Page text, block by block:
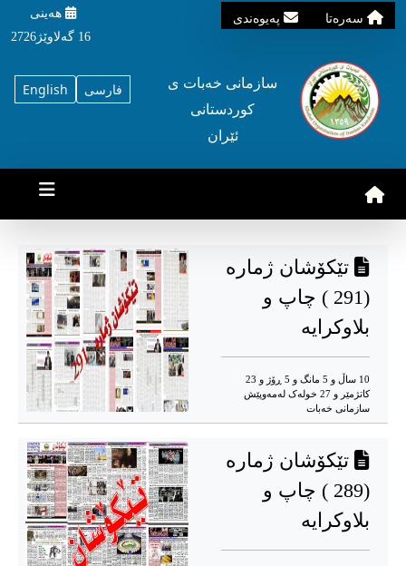
سه‌ره‌تا په‌یوه‌ندی
هه‌ینی
16 گه‌لاوێژ2726
English فارسی
سازمانی خه‌بات ی
کوردستانی
ئێران
تێکۆشان ژمارە
(291 ) چاپ و
بلاوکرایه
10 ساڵ و 5 مانگ و 5 ڕۆژ و 23
کاتژمێر و 27 خوله‌ک له‌مه‌وپێش‌
سازمانی خەبات
تێکۆشان ژمارە
(289 ) چاپ و
بلاوکرایه